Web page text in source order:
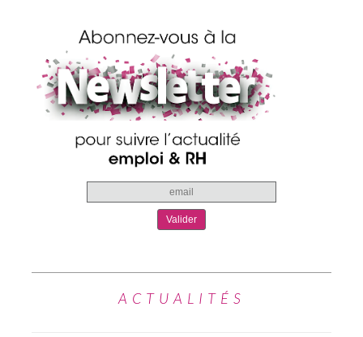
ACTUALITÉS